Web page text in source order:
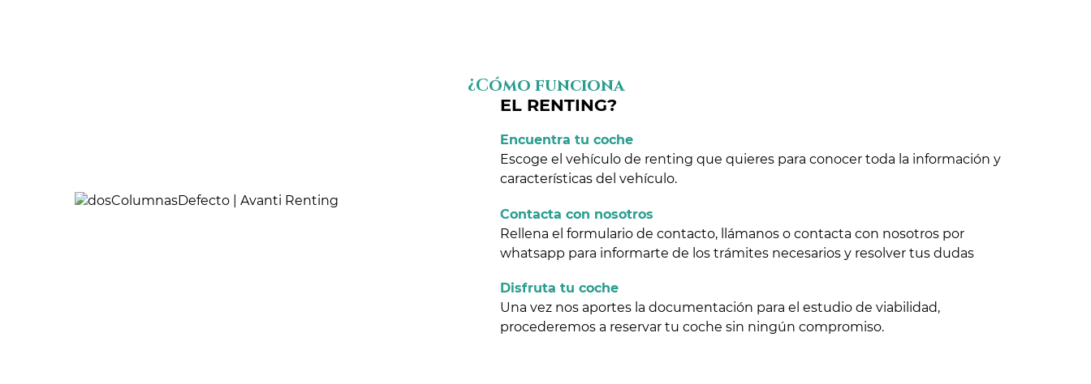
¿Cómo funciona
EL RENTING?
Encuentra tu coche
Escoge el vehículo de renting que quieres para conocer toda la información y
características del vehículo.
Contacta con nosotros
Rellena el formulario de contacto, llámanos o contacta con nosotros por
whatsapp para informarte de los trámites necesarios y resolver tus dudas
Disfruta tu coche
Una vez nos aportes la documentación para el estudio de viabilidad,
procederemos a reservar tu coche sin ningún compromiso.